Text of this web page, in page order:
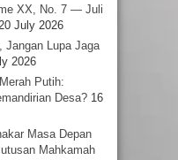
XX, No. 7 — Juli
July 2026
Jangan Lupa Jaga
2026
Putih:
Desa? 16
Masa Depan
Mahkamah